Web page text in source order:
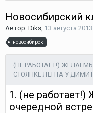
Новосибирский
Автор: Diks, 13 августа 2013
новосибирск
(НЕ РАБОТАЕТ!)
СТОЯНКЕ ЛЕНТА У
1. (не
очередной